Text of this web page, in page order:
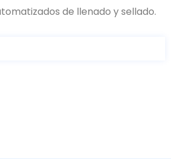
de llenado y sellado.